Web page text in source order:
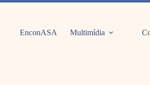
EnconASA Multimídia